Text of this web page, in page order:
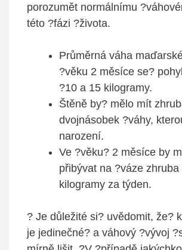
porozumět normálnímu
této ?fázi ?života.
Průměrná váha
?věku 2 měsíce se?
?10 a 15 kilogramy.
Štěně by? mělo mít
dvojnásobek ?váhy,
narození.
Ve ?věku? 2 měsíce by
přibývat na ?váze zhruba
kilogramy za týden.
? Je důležité si? uvědomit, že?
je jedinečné? a váhový ?vývoj